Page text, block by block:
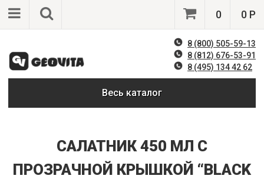
0 0 Р
8 (800) 505-59-13
8 (812) 676-53-91
8 (495) 134 42 62
Весь каталог
САЛАТНИК 450 МЛ С
ПРОЗРАЧНОЙ КРЫШКОЙ “BLACK